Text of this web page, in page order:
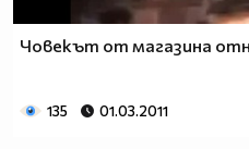
Човекът от магазина
135 01.03.2011